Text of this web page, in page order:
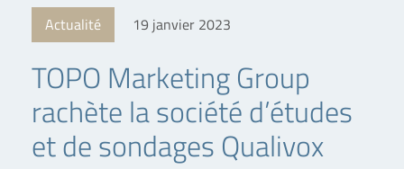
Actualité 19 janvier 2023
TOPO Marketing Group
rachète la société d’études
et de sondages Qualivox